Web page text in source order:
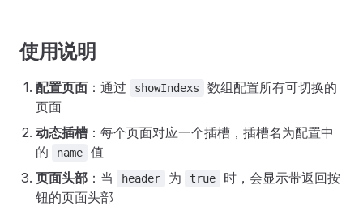
使用说明
配置页面 ：通过 showIndexs
数组配置所有可切换的
页面
动态插槽 ：每个页面对应一个插槽，插槽名为配置中
的
name
值
页面头部 ：当 header 为 true
时，会显示带返回按
钮的页面头部